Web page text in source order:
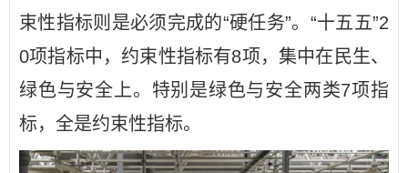
束性指标则是必须完成的“硬任务”。“十五五”2
0项指标中，约束性指标有8项，集中在民生、
绿色与安全上。特别是绿色与安全两类7项指
标，全是约束性指标。